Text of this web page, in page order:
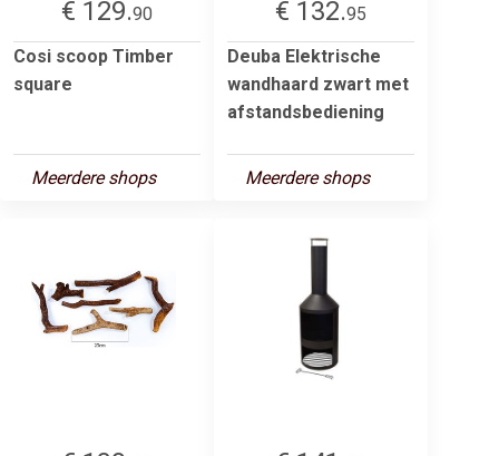
€ 129.90
Cosi scoop Timber
square
Meerdere shops
€ 132.95
Deuba Elektrische
wandhaard zwart met
afstandsbediening
Meerdere shops